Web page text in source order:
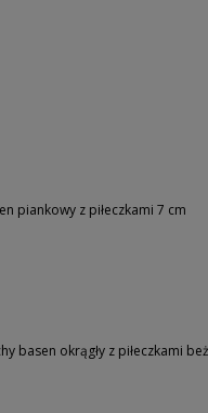
piankowy z piłeczkami 7 cm
basen okrągły z piłeczkami